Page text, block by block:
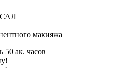
макияжа
50 ак. часов